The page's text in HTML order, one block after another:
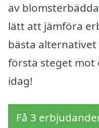
av
lätt att jämföra
bästa alternativet
första steget mot
idag!
Få 3